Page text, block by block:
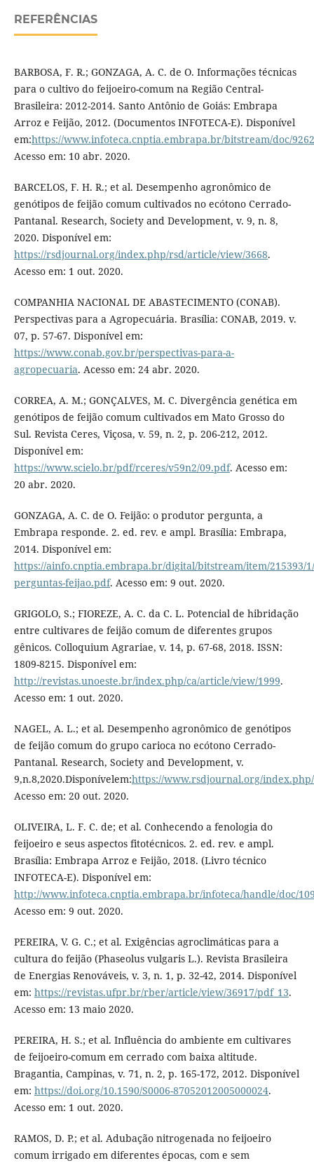
REFERÊNCIAS
BARBOSA, F. R.; GONZAGA, A. C. de O. Informações técnicas
para o cultivo do feijoeiro-comum na Região Central-
Brasileira: 2012-2014. Santo Antônio de Goiás: Embrapa
Arroz e Feijão, 2012. (Documentos INFOTECA-E). Disponível
em:https://www.infoteca.cnptia.embrapa.br/bitstream/doc/
Acesso em: 10 abr. 2020.
BARCELOS, F. H. R.; et al. Desempenho agronômico de
genótipos de feijão comum cultivados no ecótono Cerrado-
Pantanal. Research, Society and Development, v. 9, n. 8,
2020. Disponível em:
https://rsdjournal.org/index.php/rsd/article/view/3668.
Acesso em: 1 out. 2020.
COMPANHIA NACIONAL DE ABASTECIMENTO (CONAB).
Perspectivas para a Agropecuária. Brasília: CONAB, 2019. v.
07, p. 57-67. Disponível em:
https://www.conab.gov.br/perspectivas-para-a-
agropecuaria. Acesso em: 24 abr. 2020.
CORREA, A. M.; GONÇALVES, M. C. Divergência genética em
genótipos de feijão comum cultivados em Mato Grosso do
Sul. Revista Ceres, Viçosa, v. 59, n. 2, p. 206-212, 2012.
Disponível em:
https://www.scielo.br/pdf/rceres/v59n2/09.pdf. Acesso em:
20 abr. 2020.
GONZAGA, A. C. de O. Feijão: o produtor pergunta, a
Embrapa responde. 2. ed. rev. e ampl. Brasília: Embrapa,
2014. Disponível em:
https://ainfo.cnptia.embrapa.br/digital/bitstream/item/215393/
perguntas-feijao.pdf. Acesso em: 9 out. 2020.
GRIGOLO, S.; FIOREZE, A. C. da C. L. Potencial de hibridação
entre cultivares de feijão comum de diferentes grupos
gênicos. Colloquium Agrariae, v. 14, p. 67-68, 2018. ISSN:
1809-8215. Disponível em:
http://revistas.unoeste.br/index.php/ca/article/view/1999.
Acesso em: 1 out. 2020.
NAGEL, A. L.; et al. Desempenho agronômico de genótipos
de feijão comum do grupo carioca no ecótono Cerrado-
Pantanal. Research, Society and Development, v.
9,n.8,2020.Disponívelem:https://www.rsdjournal.org/
Acesso em: 20 out. 2020.
OLIVEIRA, L. F. C. de; et al. Conhecendo a fenologia do
feijoeiro e seus aspectos fitotécnicos. 2. ed. rev. e ampl.
Brasília: Embrapa Arroz e Feijão, 2018. (Livro técnico
INFOTECA-E). Disponível em:
http://www.infoteca.cnptia.embrapa.br/infoteca/handle/doc/
Acesso em: 9 out. 2020.
PEREIRA, V. G. C.; et al. Exigências agroclimáticas para a
cultura do feijão (Phaseolus vulgaris L.). Revista Brasileira
de Energias Renováveis, v. 3, n. 1, p. 32-42, 2014. Disponível
em: https://revistas.ufpr.br/rber/article/view/36917/pdf_13.
Acesso em: 13 maio 2020.
PEREIRA, H. S.; et al. Influência do ambiente em cultivares
de feijoeiro-comum em cerrado com baixa altitude.
Bragantia, Campinas, v. 71, n. 2, p. 165-172, 2012. Disponível
em: https://doi.org/10.1590/S0006-87052012005000024.
Acesso em: 1 out. 2020.
RAMOS, D. P.; et al. Adubação nitrogenada no feijoeiro
comum irrigado em diferentes épocas, com e sem